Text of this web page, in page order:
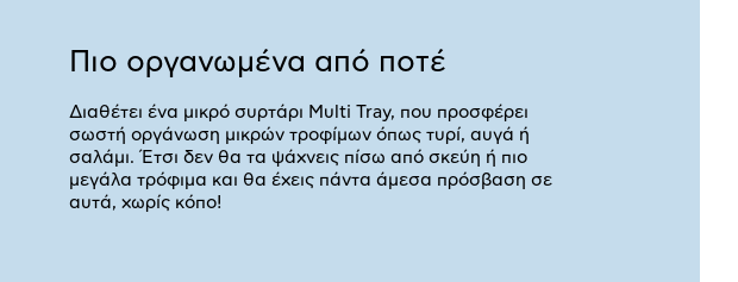
Πιο οργανωμένα από ποτέ
Διαθέτει ένα μικρό συρτάρι Multi Tray, που προσφέρει
σωστή οργάνωση μικρών τροφίμων όπως τυρί, αυγά ή
σαλάμι. Έτσι δεν θα τα ψάχνεις πίσω από σκεύη ή πιο
μεγάλα τρόφιμα και θα έχεις πάντα άμεσα πρόσβαση σε
αυτά, χωρίς κόπο!